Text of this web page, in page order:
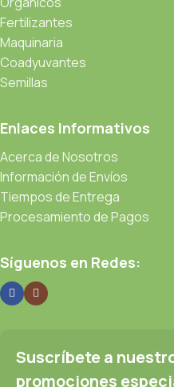
Fertilizantes
Maquinaria
Coadyuvantes
Semillas
Enlaces Informativos
Acerca de Nosotros
Información de Envíos
Tiempos de Entrega
Procesamiento de Pagos
Síguenos en Redes:
Suscríbete a
promociones